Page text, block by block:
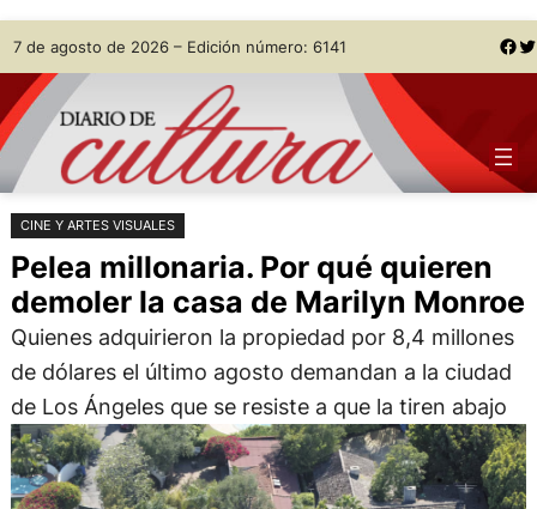
Saltar
al
contenido
Skip
to
content
7 de agosto de 2026 – Edición número: 6141 Facebook Twitter
CINE Y ARTES VISUALES
Pelea millonaria. Por qué quieren
demoler la casa de Marilyn Monroe
Quienes adquirieron la propiedad por 8,4 millones
de dólares el último agosto demandan a la ciudad
de Los Ángeles que se resiste a que la tiren abajo